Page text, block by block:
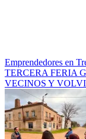
Emprendedores en
TERCERA FERIA
VECINOS Y